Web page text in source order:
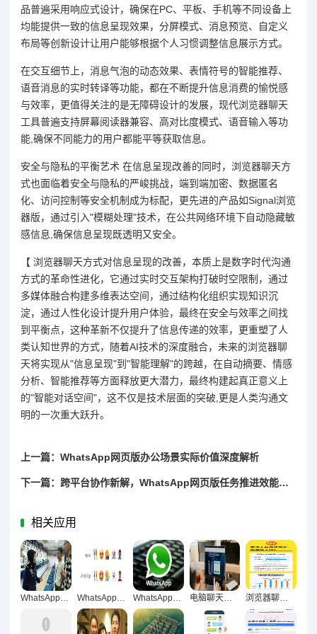
品普遍采用响应式设计，确保在PC、平板、手机等不同设备上
均能提供一致的信息呈现效果，分屏模式、消息预览、自定义
布局等创新设计让用户能够根据个人习惯调整信息展示方式。
在交互细节上，消息气泡的动态效果、表情符号的智能推荐、
语音消息的实时转译等功能，都在不断提升信息消费的愉悦感
与效率，更值得关注的是无障碍设计的发展，现代浏览器聊天
工具普遍支持屏幕阅读器兼容、高对比度模式、语音输入等功
能,确保不同能力的用户都能平等获取信息。
安全与隐私的平衡艺术 在信息呈现改善的同时，浏览器聊天方
式也面临着安全与隐私的严峻挑战，端到端加密、数据匿名
化、访问控制等安全机制成为标配，更先进的产品如Signal浏览
器版，通过引入"模糊处理"技术，在公共网络环境下自动隐藏敏
感信息,确保信息呈现既透明又安全。
【 浏览器聊天方式对信息呈现的改善，本质上是数字时代沟通
方式的革命性进化，它通过实时交互架构打破时空限制，通过
多媒体融合构建多维表达空间，通过结构化组织实现知识沉
淀，通过人性化设计提升用户体验，最终在安全与效率之间找
到平衡点，这种革新不仅提升了信息传递的效率，更重塑了人
类认知世界的方式，随着AI技术的深度融合，未来的浏览器聊
天将实现从"信息呈现"到"智能理解"的跨越，在自动摘要、情感
分析、智能推荐等方面释放更大潜力，最终构建起真正意义上
的"智能对话空间"，这不仅是技术层面的突破,更是人类沟通文
明的一次重大跃升。
上一篇：WhatsApp网页版办公场景实际价值深度解析
下一篇：跨平台协作新解，WhatsApp网页版任务推进效能深度透视
相关应用
WhatsApp网页版任务跟进实战，沟通增效与协作升级的全方位赋能 电脑聊天的双刃剑效应，复杂信息处理中技术优势与认知局限的深度剖析